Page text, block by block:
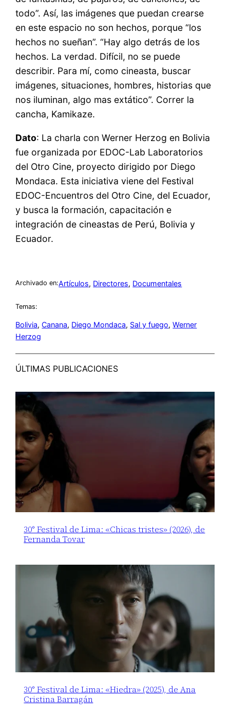
todo”. Así, las imágenes que puedan crearse
en este espacio no son hechos, porque “los
hechos no sueñan”. “Hay algo detrás de los
hechos. La verdad. Difícil, no se puede
describir. Para mí, como cineasta, buscar
imágenes, situaciones, hombres, historias que
nos iluminan, algo mas extático”. Correr la
cancha, Kamikaze.
Dato: La charla con Werner Herzog en Bolivia
fue organizada por EDOC-Lab Laboratorios
del Otro Cine, proyecto dirigido por Diego
Mondaca. Esta iniciativa viene del Festival
EDOC-Encuentros del Otro Cine, del Ecuador,
y busca la formación, capacitación e
integración de cineastas de Perú, Bolivia y
Ecuador.
Archivado en:Artículos, Directores, Documentales
Temas:
Bolivia, Canana, Diego Mondaca, Sal y fuego, Werner
Herzog
ÚLTIMAS PUBLICACIONES
30° Festival de Lima: «Chicas tristes» (2026), de
Fernanda Tovar
30° Festival de Lima: «Hiedra» (2025), de Ana
Cristina Barragán